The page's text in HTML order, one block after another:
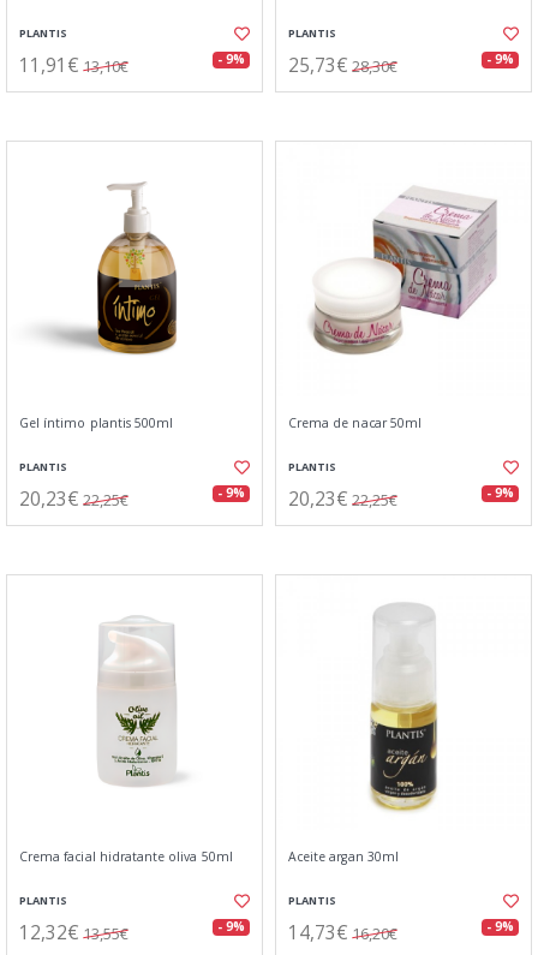
PLANTIS
11,91€ 13,10€ - 9%
PLANTIS
25,73€ 28,30€ - 9%
Gel íntimo plantis 500ml
PLANTIS
20,23€ 22,25€ - 9%
Crema de nacar 50ml
PLANTIS
20,23€ 22,25€ - 9%
Crema facial hidratante oliva 50ml
PLANTIS
12,32€ 13,55€ - 9%
Aceite argan 30ml
PLANTIS
14,73€ 16,20€ - 9%